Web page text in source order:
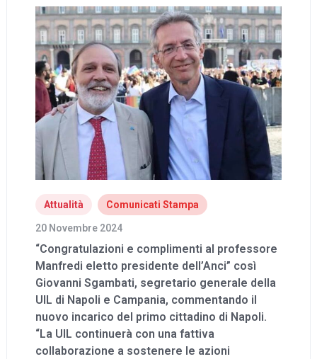
Attualità Comunicati Stampa
20 Novembre 2024
“Congratulazioni e complimenti al professore
Manfredi eletto presidente dell’Anci” così
Giovanni Sgambati, segretario generale della
UIL di Napoli e Campania, commentando il
nuovo incarico del primo cittadino di Napoli.
“La UIL continuerà con una fattiva
collaborazione a sostenere le azioni